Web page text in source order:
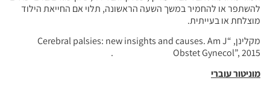
להשתפר או להחמיר במשך השעה הראשונה, תלוי אם החייאת הילוד
מוצלחת או בעייתית.
מקלינן, “Cerebral palsies: new insights and causes. Am J
Obstet Gynecol”, 2015 .
מוניטור עוברי